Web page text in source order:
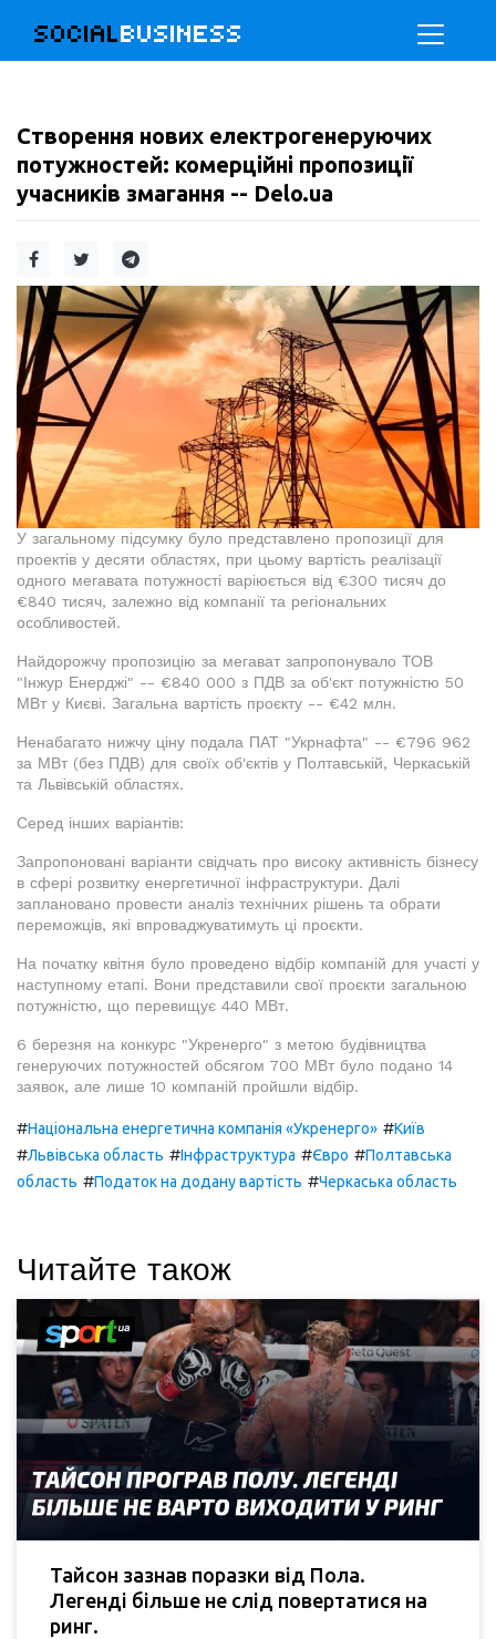
SOCIALBUSINESS
Створення нових електрогенеруючих
потужностей: комерційні пропозиції
учасників змагання -- Delo.ua
У загальному підсумку було представлено пропозиції для
проектів у десяти областях, при цьому вартість реалізації
одного мегавата потужності варіюється від €300 тисяч до
€840 тисяч, залежно від компанії та регіональних
особливостей.
Найдорожчу пропозицію за мегават запропонувало ТОВ
"Інжур Енерджі" -- €840 000 з ПДВ за об'єкт потужністю 50
МВт у Києві. Загальна вартість проєкту -- €42 млн.
Ненабагато нижчу ціну подала ПАТ "Укрнафта" -- €796 962
за МВт (без ПДВ) для своїх об'єктів у Полтавській, Черкаській
та Львівській областях.
Серед інших варіантів:
Запропоновані варіанти свідчать про високу активність бізнесу
в сфері розвитку енергетичної інфраструктури. Далі
заплановано провести аналіз технічних рішень та обрати
переможців, які впроваджуватимуть ці проєкти.
На початку квітня було проведено відбір компаній для участі у
наступному етапі. Вони представили свої проєкти загальною
потужністю, що перевищує 440 МВт.
6 березня на конкурс "Укренерго" з метою будівництва
генеруючих потужностей обсягом 700 МВт було подано 14
заявок, але лише 10 компаній пройшли відбір.
#Національна енергетична компанія «Укренерго» #Київ
#Львівська область #Інфраструктура #Євро #Полтавська
область #Податок на додану вартість #Черкаська область
Читайте також
Тайсон зазнав поразки від Пола.
Легенді більше не слід повертатися на
ринг.